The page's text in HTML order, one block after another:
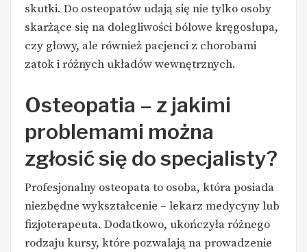
skutki. Do osteopatów udają się nie tylko osoby
skarżące się na dolegliwości bólowe kręgosłupa,
czy głowy, ale również pacjenci z chorobami
zatok i różnych układów wewnętrznych.
Osteopatia – z jakimi
problemami można
zgłosić się do specjalisty?
Profesjonalny osteopata to osoba, która posiada
niezbędne wykształcenie – lekarz medycyny lub
fizjoterapeuta. Dodatkowo, ukończyła różnego
rodzaju kursy, które pozwalają na prowadzenie